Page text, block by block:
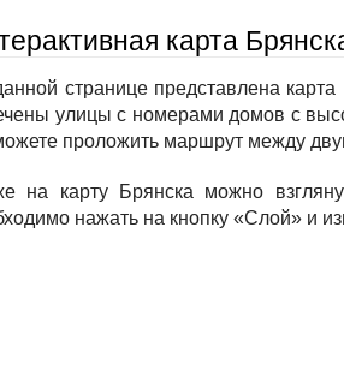
карта
странице представлена
улицы с номерами домов с
проложить маршрут между
на карту Брянска можно
нажать на кнопку «Слой» и